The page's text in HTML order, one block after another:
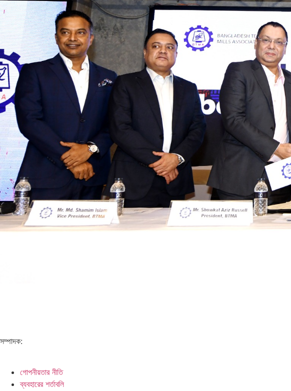
সম্পাদক:
গোপনীয়তার নীতি
ব্যবহারের শর্তাবলি